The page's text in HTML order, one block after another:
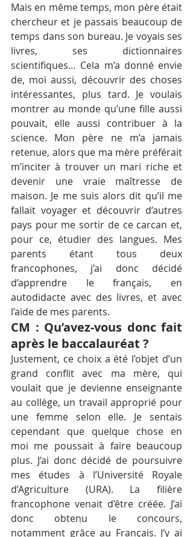
Mais en même temps, mon père était
chercheur et je passais beaucoup de
temps dans son bureau. Je voyais ses
livres, ses dictionnaires
scientifiques… Cela m’a donné envie
de, moi aussi, découvrir des choses
intéressantes, plus tard. Je voulais
montrer au monde qu’une fille aussi
pouvait, elle aussi contribuer à la
science. Mon père ne m’a jamais
retenue, alors que ma mère préférait
m’inciter à trouver un mari riche et
devenir une vraie maîtresse de
maison. Je me suis alors dit qu’il me
fallait voyager et découvrir d’autres
pays pour me sortir de ce carcan et,
pour ce, étudier des langues. Mes
parents étant tous deux
francophones, j’ai donc décidé
d’apprendre le français, en
autodidacte avec des livres, et avec
l’aide de mes parents.
CM : Qu’avez-vous donc fait
après le baccalauréat ?
Justement, ce choix a été l’objet d’un
grand conflit avec ma mère, qui
voulait que je devienne enseignante
au collège, un travail approprié pour
une femme selon elle. Je sentais
cependant que quelque chose en
moi me poussait à faire beaucoup
plus. J’ai donc décidé de poursuivre
mes études à l’Université Royale
d’Agriculture (URA). La filière
francophone venait d’être créée. J’ai
donc obtenu le concours,
notamment grâce au Français. J’y ai